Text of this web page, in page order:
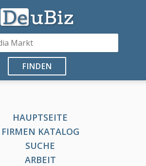
FINDEN
HAUPTSEITE
FIRMEN KATALOG
SUCHE
ARBEIT